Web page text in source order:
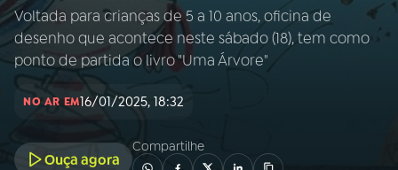
AO VIVO
INÍCIO
Voltada para crianças de 5 a 10 anos, oficina de
desenho que acontece neste sábado (18), tem como
ponto de partida o livro "Uma Árvore"
NO AR EM16/01/2025, 18:32
Ouça agora
Compartilhe